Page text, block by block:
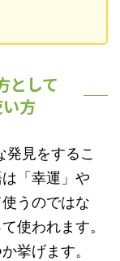
として
方
発見をするこ
「幸運」や
うのではな
使われます。
挙げます。